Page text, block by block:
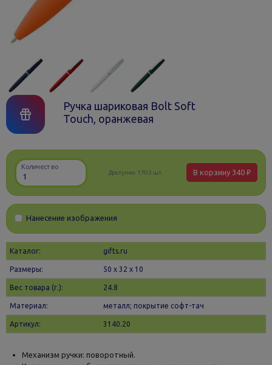
Ручка шариковая Bolt Soft
Touch, оранжевая
Количество
Доступно: 1702 шт. В корзину 340 ₽
Нанесение изображения
Каталог: gifts.ru
Размеры: 50 х 32 x 10
Вес товара (г.): 24.8
Материал: металл; покрытие софт-тач
Артикул: 3140.20
Механизм ручки: поворотный.